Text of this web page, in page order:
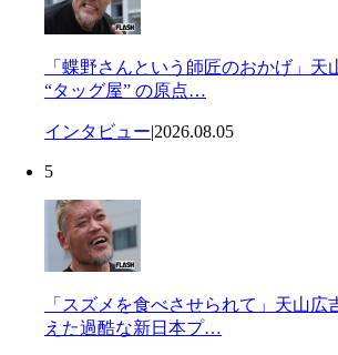
「蝶野さんという師匠のおかげ」天
“タッグ屋” の原点…
インタビュー|2026.08.05
5
「スズメを食べさせられて」天山広
えた過酷な新日本プ…